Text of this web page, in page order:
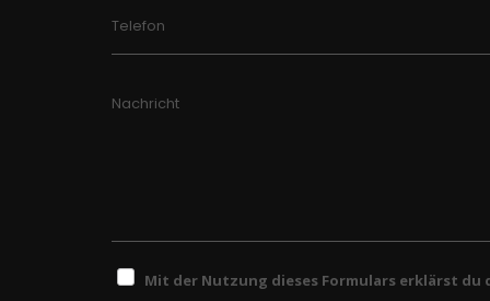
Telefon
Nachricht
Mit der Nutzung dieses Formulars erklärst du